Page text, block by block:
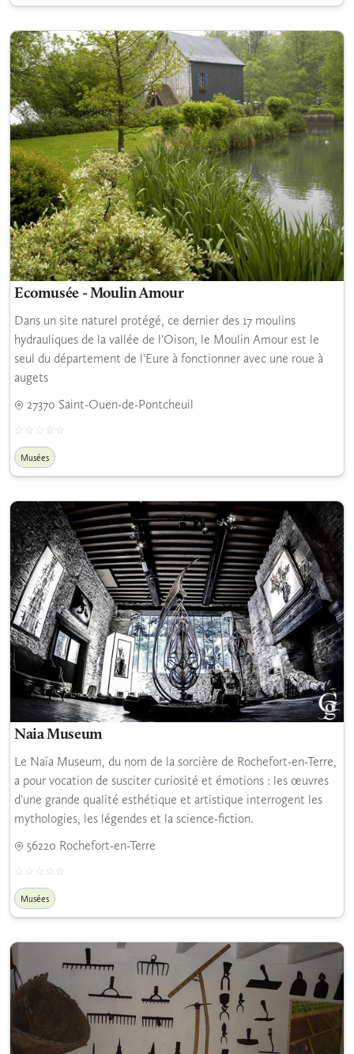
Ecomusée - Moulin Amour
Dans un site naturel protégé, ce dernier des 17 moulins
hydrauliques de la vallée de l'Oison, le Moulin Amour est le
seul du département de l'Eure à fonctionner avec une roue à
augets
27370 Saint-Ouen-de-Pontcheuil
Musées
Naia Museum
Le Naïa Museum, du nom de la sorcière de Rochefort-en-Terre,
a pour vocation de susciter curiosité et émotions : les œuvres
d'une grande qualité esthétique et artistique interrogent les
mythologies, les légendes et la science-fiction.
56220 Rochefort-en-Terre
Musées